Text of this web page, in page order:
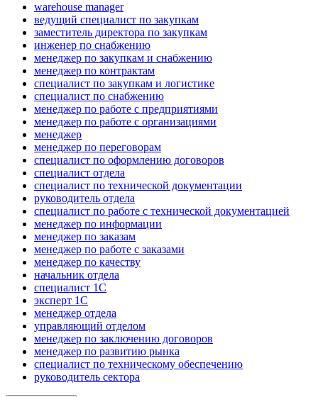
warehouse manager
ведущий специалист по закупкам
заместитель директора по закупкам
инженер по снабжению
менеджер по закупкам и снабжению
менеджер по контрактам
специалист по закупкам и логистике
специалист по снабжению
менеджер по работе с предприятиями
менеджер по работе с организациями
менеджер
менеджер по переговорам
специалист по оформлению договоров
специалист отдела
специалист по технической документации
руководитель отдела
специалист по работе с технической документацией
менеджер по информации
менеджер по заказам
менеджер по работе с заказами
менеджер по качеству
начальник отдела
специалист 1С
эксперт 1С
менеджер отдела
управляющий отделом
менеджер по заключению договоров
менеджер по развитию рынка
специалист по техническому обеспечению
руководитель сектора